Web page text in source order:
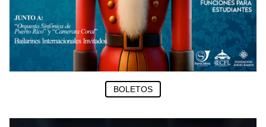
BOLETOS